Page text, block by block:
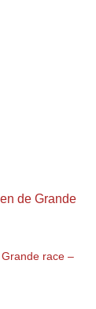
race –